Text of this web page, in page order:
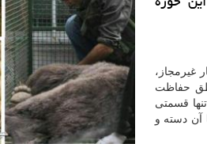
غیرمجاز،
حفاظت
قسمتی
آن دسته و